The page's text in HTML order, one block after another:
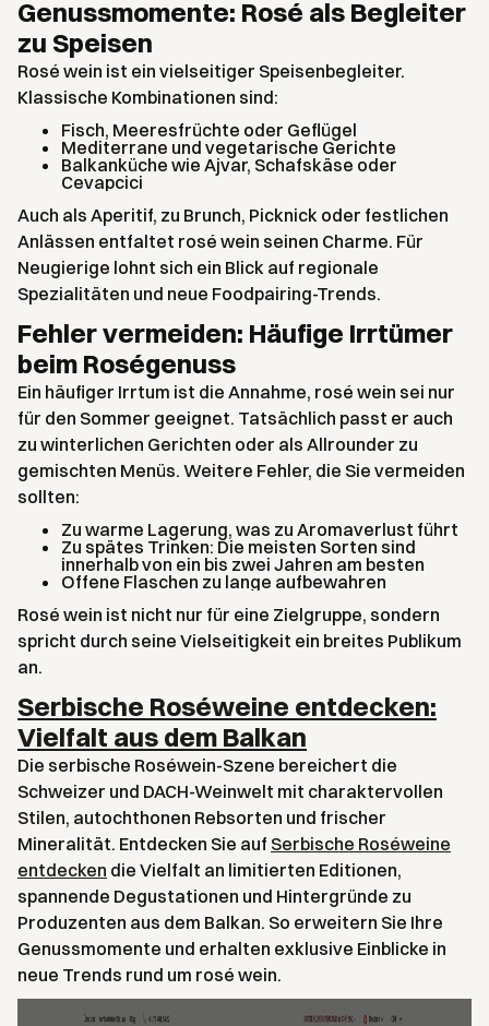
Genussmomente: Rosé als Begleiter
zu Speisen
Rosé wein ist ein vielseitiger Speisenbegleiter.
Klassische Kombinationen sind:
Fisch, Meeresfrüchte oder Geflügel
Mediterrane und vegetarische Gerichte
Balkanküche wie Ajvar, Schafskäse oder
Cevapcici
Auch als Aperitif, zu Brunch, Picknick oder festlichen
Anlässen entfaltet rosé wein seinen Charme. Für
Neugierige lohnt sich ein Blick auf regionale
Spezialitäten und neue Foodpairing-Trends.
Fehler vermeiden: Häufige Irrtümer
beim Roségenuss
Ein häufiger Irrtum ist die Annahme, rosé wein sei nur
für den Sommer geeignet. Tatsächlich passt er auch
zu winterlichen Gerichten oder als Allrounder zu
gemischten Menüs. Weitere Fehler, die Sie vermeiden
sollten:
Zu warme Lagerung, was zu Aromaverlust führt
Zu spätes Trinken: Die meisten Sorten sind
innerhalb von ein bis zwei Jahren am besten
Offene Flaschen zu lange aufbewahren
Rosé wein ist nicht nur für eine Zielgruppe, sondern
spricht durch seine Vielseitigkeit ein breites Publikum
an.
Serbische Roséweine entdecken:
Vielfalt aus dem Balkan
Die serbische Roséwein-Szene bereichert die
Schweizer und DACH-Weinwelt mit charaktervollen
Stilen, autochthonen Rebsorten und frischer
Mineralität. Entdecken Sie auf Serbische Roséweine
entdecken die Vielfalt an limitierten Editionen,
spannende Degustationen und Hintergründe zu
Produzenten aus dem Balkan. So erweitern Sie Ihre
Genussmomente und erhalten exklusive Einblicke in
neue Trends rund um rosé wein.